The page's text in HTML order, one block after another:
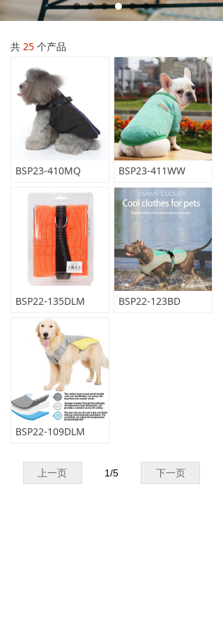
共 25 个产品
BSP23-410MQ BSP23-411WW
BSP22-135DLM BSP22-123BD
BSP22-109DLM
上一页 下一页
1/5